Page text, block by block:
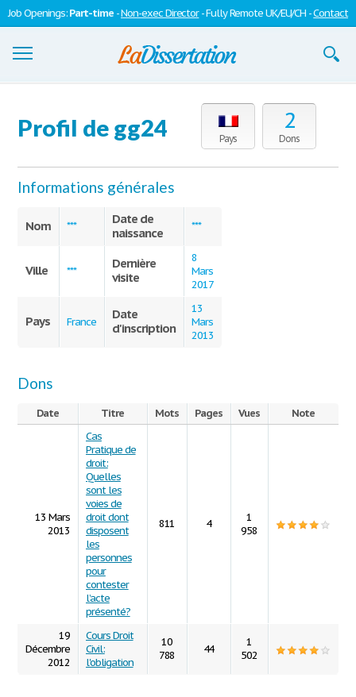
Job Openings:Part-time -Non-exec Director- Fully Remote UK/EU/CH -Contact
S'inscrire
Se connecter
Pays
2
Dons
Profil de gg24
Informations générales
Nom ***
Date de
naissance
***
Ville ***
Dernière
visite
8
Mars
2017
Pays France
Date
d'inscription
13
Mars
2013
Dons
Date Titre Mots Pages Vues Note
13 Mars
2013
Cas
Pratique de
droit:
Quelles
sont les
voies de
droit dont
disposent
les
personnes
pour
contester
l’acte
présenté?
811 4
1
958
19
Décembre
2012
Cours Droit
Civil:
l'obligation
10
788
44
1
502